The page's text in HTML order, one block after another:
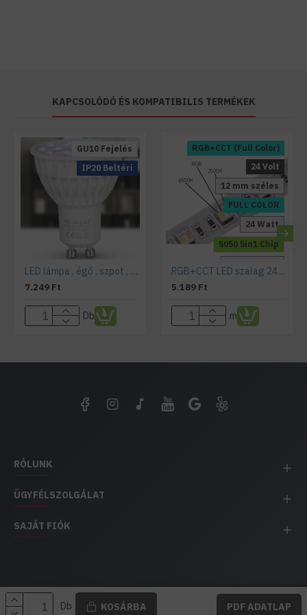
Db KOSÁRBA PDF ADATLAP
Mi-Light vezérlők csoportosítása:
KAPCSOLÓDÓ ÉS KOMPATIBILIS TERMÉKEK
GU10 Fejelés
IP20 Beltéri
LED lámpa , égő , szpot , GU10 foglalat , 4 Watt , RGB + fehér , állítható fehér színárnyalat
7.249 Ft
Db
RGB+CCT (Full Color)
FULL COLOR
24 Volt
24 Watt
5050 5in1 Chip
12 mm széles
RGB+CCT LED szalag 24V 24W 1800lm/m
5.189 Ft
m
RÓLUNK
ÜGYFÉLSZOLGÁLAT
SAJÁT FIÓK
EH IMPEX / Copyright © 1991-2025 Energia Háza